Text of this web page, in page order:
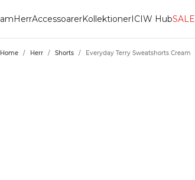
HerrAccessoarerKollektionerICIW HubSALE
Home / Herr / Shorts / Everyday Terry Sweatshorts Cream